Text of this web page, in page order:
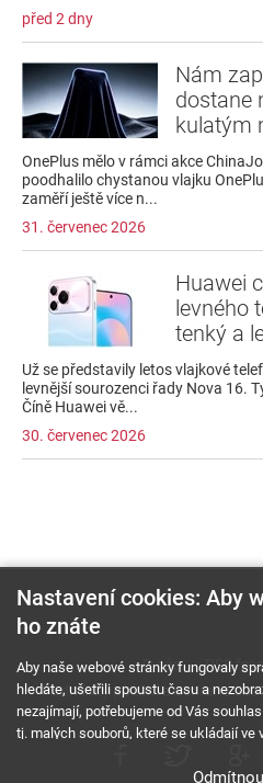
před 2 dny
Nám
dostane
kulatým
OnePlus mělo v rámci akce
poodhalilo chystanou vlajku
zaměří ještě více n...
31. červenec 2026
Huawei
levného
tenký a
Už se představily letos vlajkové
levnější sourozenci řady Nova 16.
Číně Huawei vě...
30. červenec 2026
O nás RSS
Podmínky použití a ochrana
Nastavení cookies: Aby
ho znáte
Aby naše webové stránky fungovaly
hledáte, ušetřili spoustu času a
nezajímají, potřebujeme od Vás
tj. malých souborů, které se ukládají ve